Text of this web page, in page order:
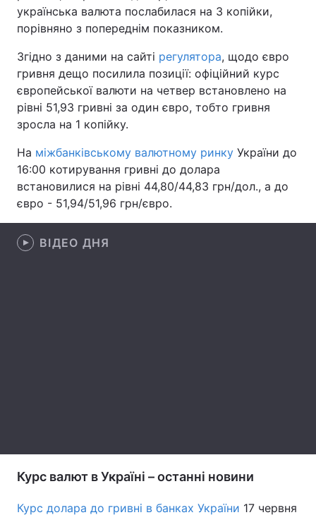
Економіка Світ
Спорт Наука
Техно і зв'язок Лайт
Зброя
Здоров'я Туризм
Цікавинки Погода
Екологія
Лонгріди
українська валюта послабилася на 3 копійки,
порівняно з попереднім показником.
Згідно з даними на сайті регулятора, щодо євро
гривня дещо посилила позиції: офіційний курс
європейської валюти на четвер встановлено на
рівні 51,93 гривні за один євро, тобто гривня
зросла на 1 копійку.
На міжбанківському валютному ринку України до
16:00 котирування гривні до долара
встановилися на рівні 44,80/44,83 грн/дол., а до
євро - 51,94/51,96 грн/євро.
ВІДЕО ДНЯ
Курс валют в Україні – останні новини
Курс долара до гривні в банках України 17 червня